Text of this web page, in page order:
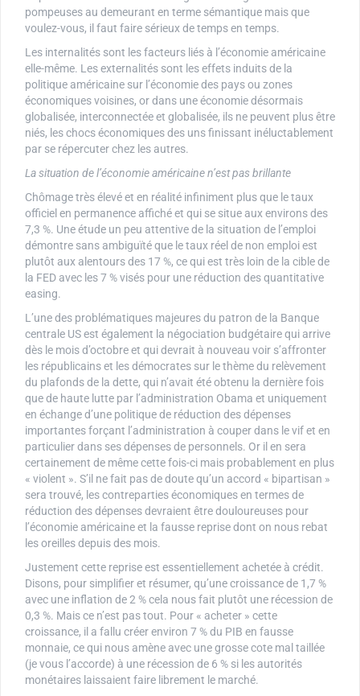
pompeuses au demeurant en terme sémantique mais que
voulez-vous, il faut faire sérieux de temps en temps.
Les internalités sont les facteurs liés à l’économie américaine
elle-même. Les externalités sont les effets induits de la
politique américaine sur l’économie des pays ou zones
économiques voisines, or dans une économie désormais
globalisée, interconnectée et globalisée, ils ne peuvent plus être
niés, les chocs économiques des uns finissant inéluctablement
par se répercuter chez les autres.
La situation de l’économie américaine n’est pas brillante
Chômage très élevé et en réalité infiniment plus que le taux
officiel en permanence affiché et qui se situe aux environs des
7,3 %. Une étude un peu attentive de la situation de l’emploi
démontre sans ambiguïté que le taux réel de non emploi est
plutôt aux alentours des 17 %, ce qui est très loin de la cible de
la FED avec les 7 % visés pour une réduction des quantitative
easing.
L’une des problématiques majeures du patron de la Banque
centrale US est également la négociation budgétaire qui arrive
dès le mois d’octobre et qui devrait à nouveau voir s’affronter
les républicains et les démocrates sur le thème du relèvement
du plafonds de la dette, qui n’avait été obtenu la dernière fois
que de haute lutte par l’administration Obama et uniquement
en échange d’une politique de réduction des dépenses
importantes forçant l’administration à couper dans le vif et en
particulier dans ses dépenses de personnels. Or il en sera
certainement de même cette fois-ci mais probablement en plus
« violent ». S’il ne fait pas de doute qu’un accord « bipartisan »
sera trouvé, les contreparties économiques en termes de
réduction des dépenses devraient être douloureuses pour
l’économie américaine et la fausse reprise dont on nous rebat
les oreilles depuis des mois.
Justement cette reprise est essentiellement achetée à crédit.
Disons, pour simplifier et résumer, qu’une croissance de 1,7 %
avec une inflation de 2 % cela nous fait plutôt une récession de
0,3 %. Mais ce n’est pas tout. Pour « acheter » cette
croissance, il a fallu créer environ 7 % du PIB en fausse
monnaie, ce qui nous amène avec une grosse cote mal taillée
(je vous l’accorde) à une récession de 6 % si les autorités
monétaires laissaient faire librement le marché.